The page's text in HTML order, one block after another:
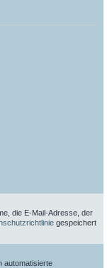
die E-Mail-Adresse, der
gespeichert
automatisierte